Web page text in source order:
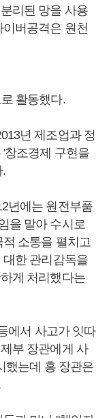
리된 망을 사용
버공격은 원천
활동했다.
년 제조업과 정
창조경제 구현을
.
년에는 원전부품
을 맡아 수시로
소통을 펼치고
한 관리감독을
게 처리했다는
에서 사고가 잇따
부 장관에게 사
했는데 홍 장관은